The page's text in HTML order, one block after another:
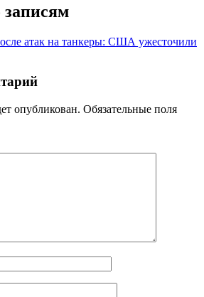
атак на танкеры: США ужесточили
опубликован. Обязательные поля